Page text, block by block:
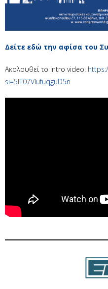
Δείτε εδώ την αφίσα του
Ακολουθεί το intro video:
si=5lT07VlufuqguD5n